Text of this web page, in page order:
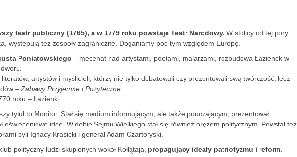
teatr publiczny (1765), a w 1779 roku powstaje Teatr Narodowy. W stolicy od tej pory
występują też zespoły zagraniczne. Doganiamy pod tym względem Europę.
Poniatowskiego – mecenat nad artystami, poetami, malarzami, rozbudowa Łazienek w
artystów i myślicieli, którzy nie tylko debatowali czy prezentowali swą twórczość, lecz
– Zabawy Przyjemne i Pożyteczne
roku – Łazienki.
tytuł to Monitor. Stał się medium informującym, ale także pouczającym, prezentował
oświeceniowe idee. W dobie Sejmu Wielkiego stał się również orężem politycznym. Powstał też
byli Ignacy Krasicki i generał Adam Czartoryski.
polityczny ludzi skupionych wokół Kołłątaja, propagujący ideały patriotyzmu i reform.